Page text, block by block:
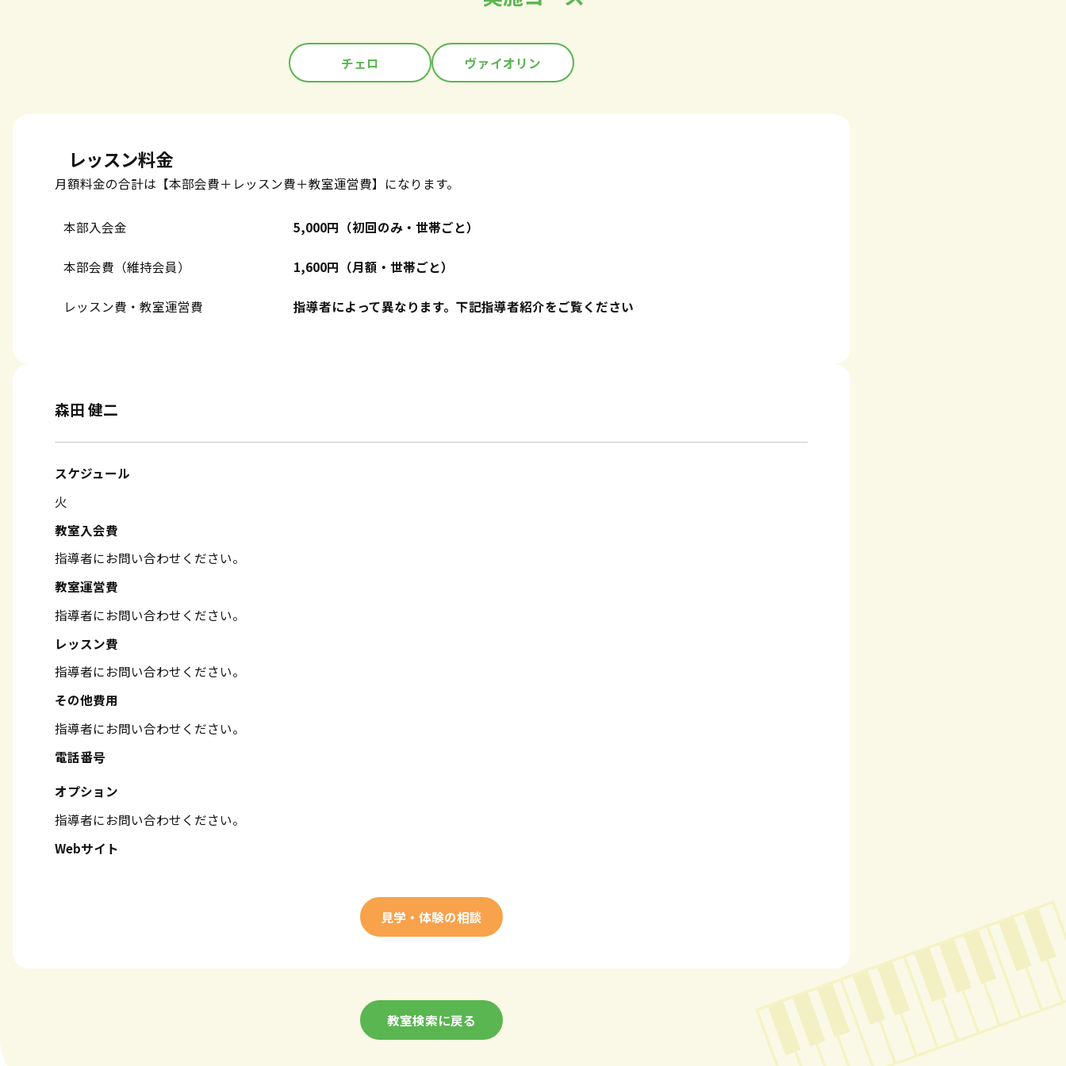
チェロ ヴァイオリン
レッスン料金
月額料金の合計は【本部会費＋レッスン費＋教室運営費】になります。
本部入会金 5,000円（初回のみ・世帯ごと）
本部会費（維持会員） 1,600円（月額・世帯ごと）
レッスン費・教室運営費 指導者によって異なります。下記指導者紹介をご覧ください
森田 健二
スケジュール
火
教室入会費
指導者にお問い合わせください。
教室運営費
指導者にお問い合わせください。
レッスン費
指導者にお問い合わせください。
その他費用
指導者にお問い合わせください。
電話番号
オプション
指導者にお問い合わせください。
Webサイト
見学・体験の相談
教室検索に戻る